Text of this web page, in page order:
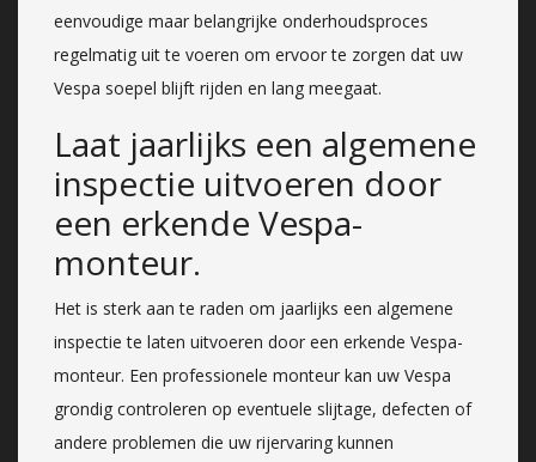
eenvoudige maar belangrijke onderhoudsproces
regelmatig uit te voeren om ervoor te zorgen dat uw
Vespa soepel blijft rijden en lang meegaat.
Laat jaarlijks een algemene
inspectie uitvoeren door
een erkende Vespa-
monteur.
Het is sterk aan te raden om jaarlijks een algemene
inspectie te laten uitvoeren door een erkende Vespa-
monteur. Een professionele monteur kan uw Vespa
grondig controleren op eventuele slijtage, defecten of
andere problemen die uw rijervaring kunnen